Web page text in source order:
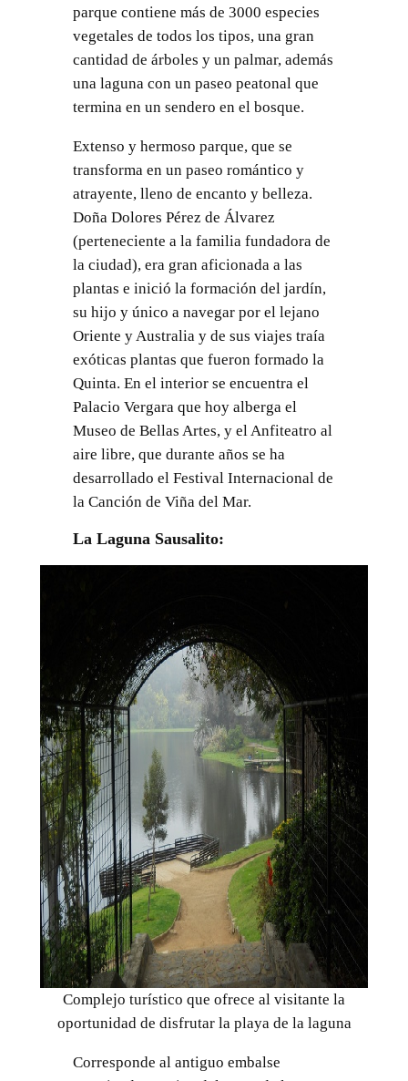
parque contiene más de 3000 especies
vegetales de todos los tipos, una gran
cantidad de árboles y un palmar, además
una laguna con un paseo peatonal que
termina en un sendero en el bosque.
Extenso y hermoso parque, que se
transforma en un paseo romántico y
atrayente, lleno de encanto y belleza.
Doña Dolores Pérez de Álvarez
(perteneciente a la familia fundadora de
la ciudad), era gran aficionada a las
plantas e inició la formación del jardín,
su hijo y único a navegar por el lejano
Oriente y Australia y de sus viajes traía
exóticas plantas que fueron formado la
Quinta. En el interior se encuentra el
Palacio Vergara que hoy alberga el
Museo de Bellas Artes, y el Anfiteatro al
aire libre, que durante años se ha
desarrollado el Festival Internacional de
la Canción de Viña del Mar.
La Laguna Sausalito:
Complejo turístico que ofrece al visitante la
oportunidad de disfrutar la playa de la laguna
Corresponde al antiguo embalse